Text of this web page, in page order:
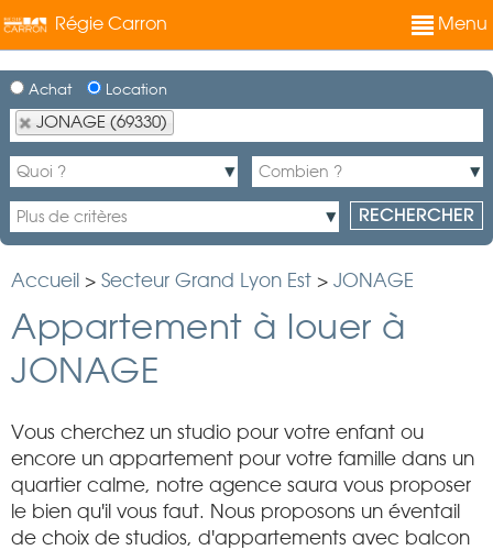
Régie Carron Menu
Achat Location
JONAGE (69330)
Accueil > Secteur Grand Lyon Est > JONAGE
Appartement à louer à
JONAGE
Vous cherchez un studio pour votre enfant ou
encore un appartement pour votre famille dans un
quartier calme, notre agence saura vous proposer
le bien qu'il vous faut. Nous proposons un éventail
de choix de studios, d'appartements avec balcon